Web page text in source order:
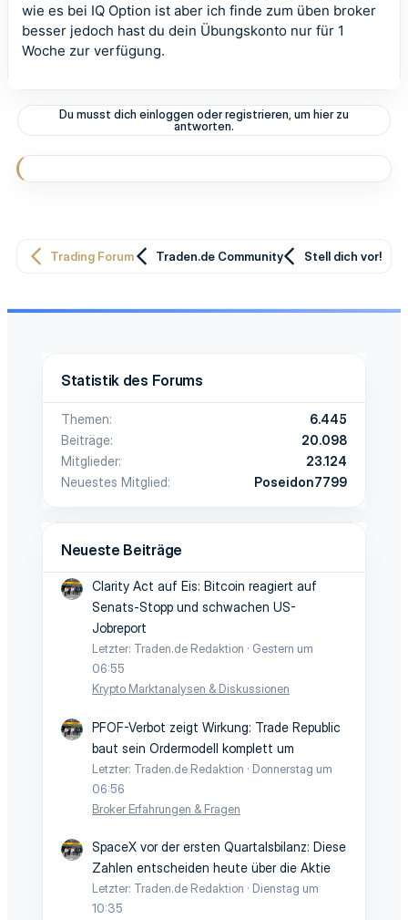
wie es bei IQ Option ist aber ich finde zum üben broker
besser jedoch hast du dein Übungskonto nur für 1
Woche zur verfügung.
Du musst dich einloggen oder registrieren, um hier zu
antworten.
Trading Forum Traden.de Community Stell dich vor!
Statistik des Forums
Themen
6.445
Beiträge
20.098
Mitglieder
23.124
Neuestes Mitglied
Poseidon7799
Neueste Beiträge
Clarity Act auf Eis: Bitcoin reagiert auf
Senats-Stopp und schwachen US-
Jobreport
Letzter: Traden.de Redaktion
Gestern um
06:55
Krypto Marktanalysen & Diskussionen
PFOF-Verbot zeigt Wirkung: Trade Republic
baut sein Ordermodell komplett um
Letzter: Traden.de Redaktion
Donnerstag um
06:56
Broker Erfahrungen & Fragen
SpaceX vor der ersten Quartalsbilanz: Diese
Zahlen entscheiden heute über die Aktie
Letzter: Traden.de Redaktion
Dienstag um
10:35